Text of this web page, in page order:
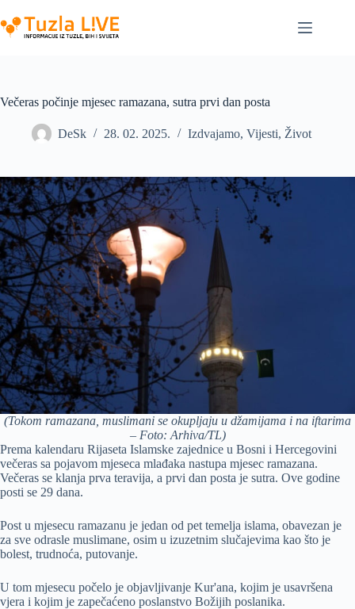
to
content
Večeras počinje mjesec ramazana, sutra prvi dan posta
DeSk 28. 02. 2025. Izdvajamo, Vijesti, Život
(Tokom ramazana, muslimani se okupljaju u džamijama i na iftarima
– Foto: Arhiva/TL)
Prema kalendaru Rijaseta Islamske zajednice u Bosni i Hercegovini
večeras sa pojavom mjeseca mlađaka nastupa mjesec ramazana.
Večeras se klanja prva teravija, a prvi dan posta je sutra. Ove godine
posti se 29 dana.
Post u mjesecu ramazanu je jedan od pet temelja islama, obavezan je
za sve odrasle muslimane, osim u izuzetnim slučajevima kao što je
bolest, trudnoća, putovanje.
U tom mjesecu počelo je objavljivanje Kur'ana, kojim je usavršena
vjera i kojim je zapečaćeno poslanstvo Božijih poslanika.